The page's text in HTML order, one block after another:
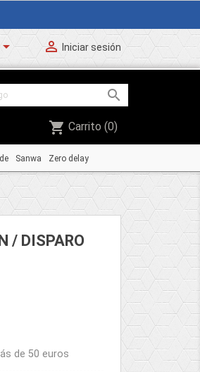
 Iniciar sesión

shopping_cart Carrito (0)
Sanwa Zero delay
/ DISPARO
de 50 euros